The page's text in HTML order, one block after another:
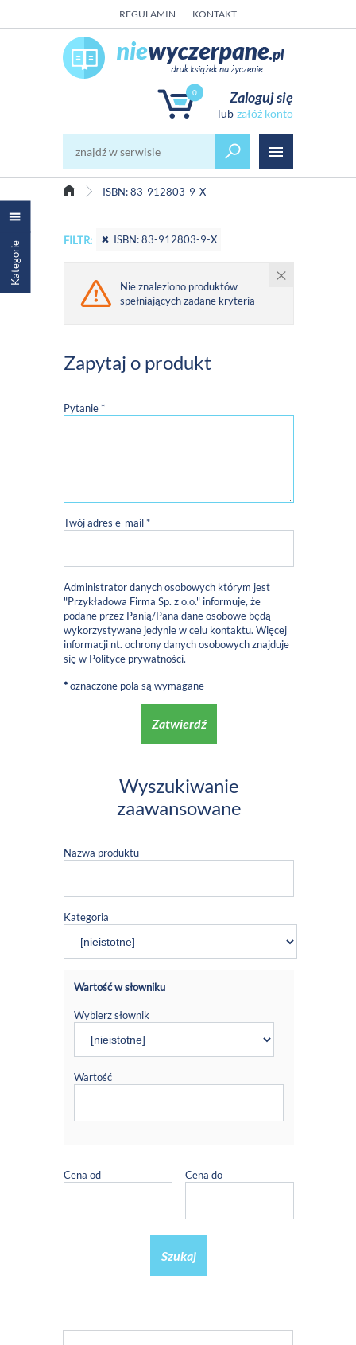
REGULAMIN KONTAKT
0 Zaloguj się
załóż konto
ISBN: 83-912803-9-X
Kategorie FILTR: ISBN: 83-912803-9-X
Nie znaleziono produktów
spełniających zadane kryteria
Zapytaj o produkt
Pytanie *
Twój adres e-mail *
Administrator danych osobowych którym jest
"Przykładowa Firma Sp. z o.o." informuje, że
podane przez Panią/Pana dane osobowe będą
wykorzystywane jedynie w celu kontaktu. Więcej
informacji nt. ochrony danych osobowych znajduje
się w Polityce prywatności.
*oznaczone pola są wymagane
Zatwierdź
Wyszukiwanie
zaawansowane
Nazwa produktu
Kategoria
Wartość w słowniku
Wybierz słownik
Wartość
Cena od Cena do
Szukaj